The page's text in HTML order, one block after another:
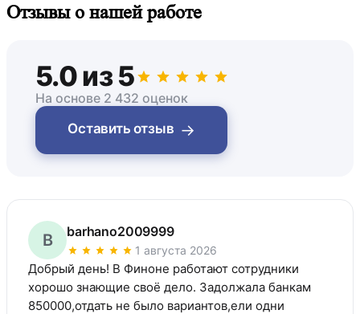
Отзывы о нашей работе
5.0 из 5
На основе 2 432 оценок
Оставить отзыв →
B barhano2009999
1 августа 2026
Добрый день! В Финоне работают сотрудники
хорошо знающие своё дело. Задолжала банкам
850000,отдать не было вариантов,ели одни